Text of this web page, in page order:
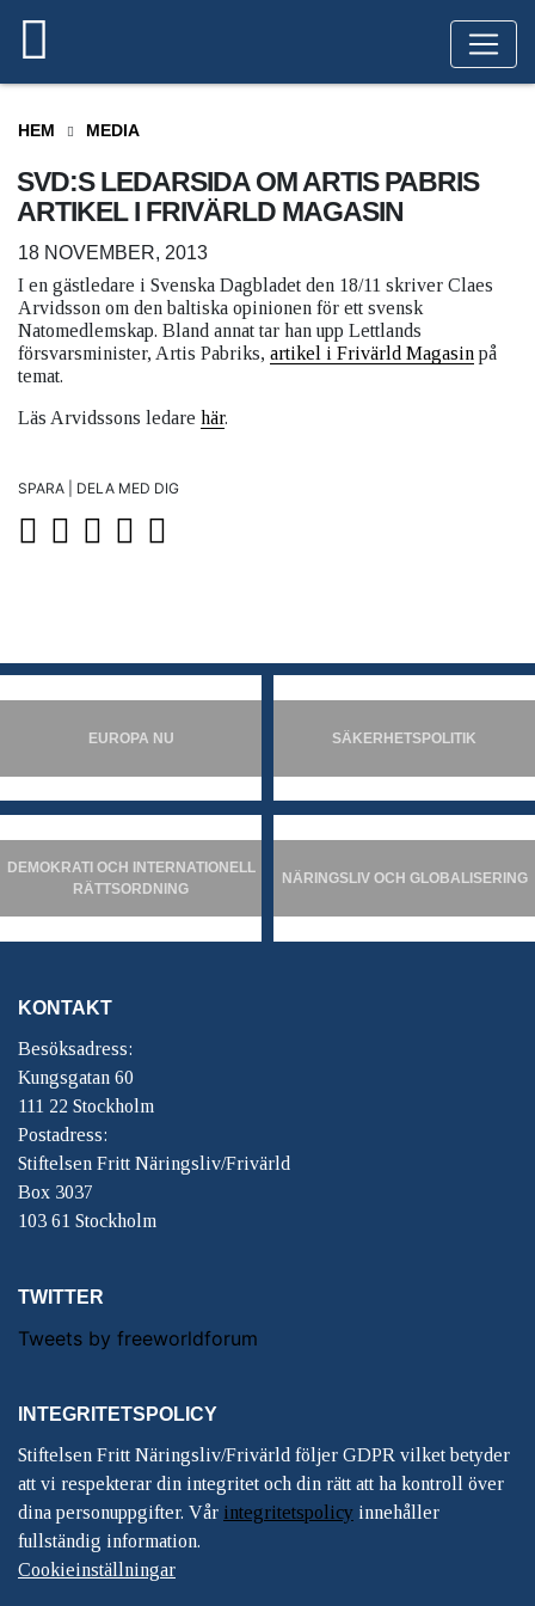
HEM MEDIA
SVD:S LEDARSIDA OM ARTIS PABRIS
ARTIKEL I FRIVÄRLD MAGASIN
18 NOVEMBER, 2013
I en gästledare i Svenska Dagbladet den 18/11 skriver Claes
Arvidsson om den baltiska opinionen för ett svensk
Natomedlemskap. Bland annat tar han upp Lettlands
försvarsminister, Artis Pabriks, artikel i Frivärld Magasin på
temat.
Läs Arvidssons ledare här.
SPARA | DELA MED DIG
EUROPA NU SÄKERHETSPOLITIK
DEMOKRATI OCH INTERNATIONELL
RÄTTSORDNING
NÄRINGSLIV OCH GLOBALISERING
KONTAKT
Besöksadress:
Kungsgatan 60
111 22 Stockholm
Postadress:
Stiftelsen Fritt Näringsliv/Frivärld
Box 3037
103 61 Stockholm
TWITTER
Tweets by freeworldforum
INTEGRITETSPOLICY
Stiftelsen Fritt Näringsliv/Frivärld följer GDPR vilket betyder
att vi respekterar din integritet och din rätt att ha kontroll över
dina personuppgifter. Vår integritetspolicy innehåller
fullständig information.
Cookieinställningar